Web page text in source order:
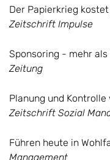
Der Papierkrieg
Zeitschrift Impulse
Sponsoring - mehr als
Zeitung
Planung und
Zeitschrift Sozial
Führen heute in
Management